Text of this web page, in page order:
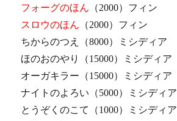
フォーグのほん （2000）フィン
スロウのほん （2000）フィン
ちからのつえ（8000）ミシディア
ほのおのやり（15000）ミシディア
オーガキラー（15000）ミシディア
ナイトのよろい（5000）ミシディア
とうぞくのこて（1000）ミシディア